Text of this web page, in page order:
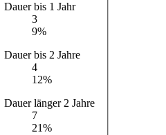
Dauer bis 1 Jahr
3
9%
Dauer bis 2 Jahre
4
12%
Dauer länger 2 Jahre
7
21%